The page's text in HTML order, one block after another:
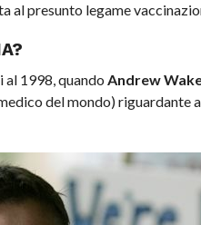
al presunto legame
al 1998, quando Andrew
del mondo) riguardante